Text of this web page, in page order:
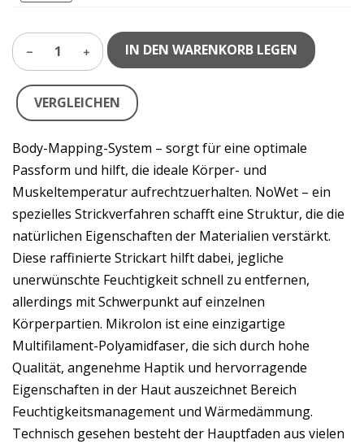
1 IN DEN WARENKORB LEGEN
VERGLEICHEN
Body-Mapping-System – sorgt für eine optimale
Passform und hilft, die ideale Körper- und
Muskeltemperatur aufrechtzuerhalten. NoWet – ein
spezielles Strickverfahren schafft eine Struktur, die die
natürlichen Eigenschaften der Materialien verstärkt.
Diese raffinierte Strickart hilft dabei, jegliche
unerwünschte Feuchtigkeit schnell zu entfernen,
allerdings mit Schwerpunkt auf einzelnen
Körperpartien. Mikrolon ist eine einzigartige
Multifilament-Polyamidfaser, die sich durch hohe
Qualität, angenehme Haptik und hervorragende
Eigenschaften in der Haut auszeichnet Bereich
Feuchtigkeitsmanagement und Wärmedämmung.
Technisch gesehen besteht der Hauptfaden aus vielen